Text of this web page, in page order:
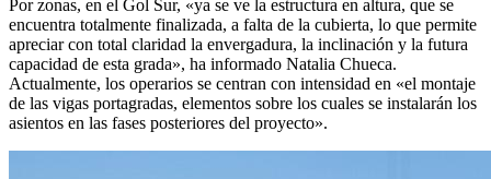
Por zonas, en el Gol Sur, «ya se ve la estructura en altura, que se
encuentra totalmente finalizada, a falta de la cubierta, lo que permite
apreciar con total claridad la envergadura, la inclinación y la futura
capacidad de esta grada», ha informado Natalia Chueca.
Actualmente, los operarios se centran con intensidad en «el montaje
de las vigas portagradas, elementos sobre los cuales se instalarán los
asientos en las fases posteriores del proyecto».